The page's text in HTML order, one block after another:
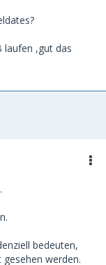
laufen ,gut das
bedeuten,
werden.